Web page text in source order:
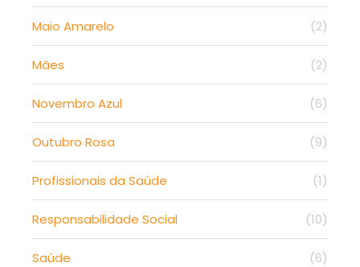
Maio Amarelo (2)
Mães (2)
Novembro Azul (6)
Outubro Rosa (9)
Profissionais da Saúde (1)
Responsabilidade Social (10)
Saúde (6)